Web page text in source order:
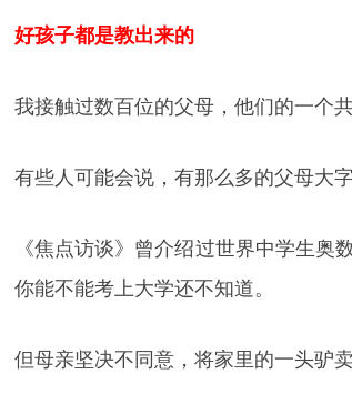
好孩子都是教出来的
我接触过数百位的父母，他们的一个
有些人可能会说，有那么多的父母大
《焦点访谈》曾介绍过世界中学生
你能不能考上大学还不知道。
但母亲坚决不同意，将家里的一头驴